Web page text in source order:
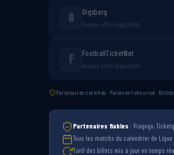
G Gigsberg
Aucune offre disponible
F FootballTicketNet
Aucune offre disponible
Partenaires certifiés · Paiement sécurisé ·
Partenaires fiables : Viagogo,
Tous les matchs du calendrier de
Tarif des billets mis à jour en temps